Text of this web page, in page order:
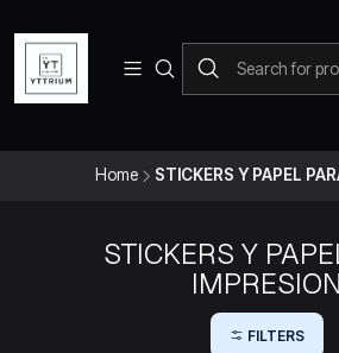
Para pedidos telefonicos puedes
+573228452138
Home STICKERS Y PAPEL
STICKERS Y
IMPRESION
FILTERS